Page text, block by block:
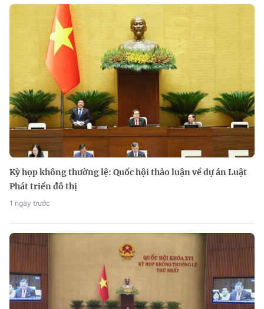
Kỳ họp không thường lệ: Quốc hội thảo luận về dự án Luật
Phát triển đô thị
1 ngày trước